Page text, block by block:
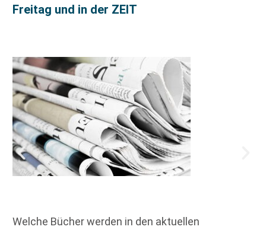
Freitag und in der ZEIT
Welche Bücher werden in den aktuellen